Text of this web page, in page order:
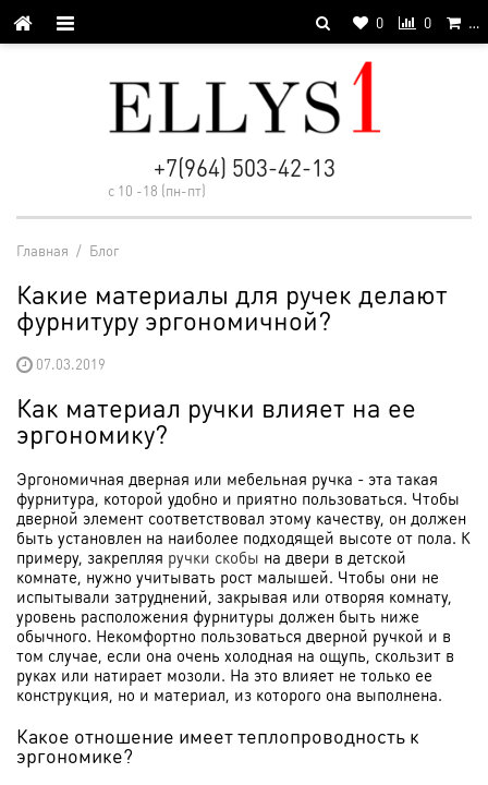
0 0 …
+7(964) 503-42-13
с 10 -18 (пн-пт)
Главная / Блог
Какие материалы для ручек делают
фурнитуру эргономичной?
07.03.2019
Как материал ручки влияет на ее
эргономику?
Эргономичная дверная или мебельная ручка - эта такая
фурнитура, которой удобно и приятно пользоваться. Чтобы
дверной элемент соответствовал этому качеству, он должен
быть установлен на наиболее подходящей высоте от пола. К
примеру, закрепляя ручки скобы на двери в детской
комнате, нужно учитывать рост малышей. Чтобы они не
испытывали затруднений, закрывая или отворяя комнату,
уровень расположения фурнитуры должен быть ниже
обычного. Некомфортно пользоваться дверной ручкой и в
том случае, если она очень холодная на ощупь, скользит в
руках или натирает мозоли. На это влияет не только ее
конструкция, но и материал, из которого она выполнена.
Какое отношение имеет теплопроводность к
эргономике?